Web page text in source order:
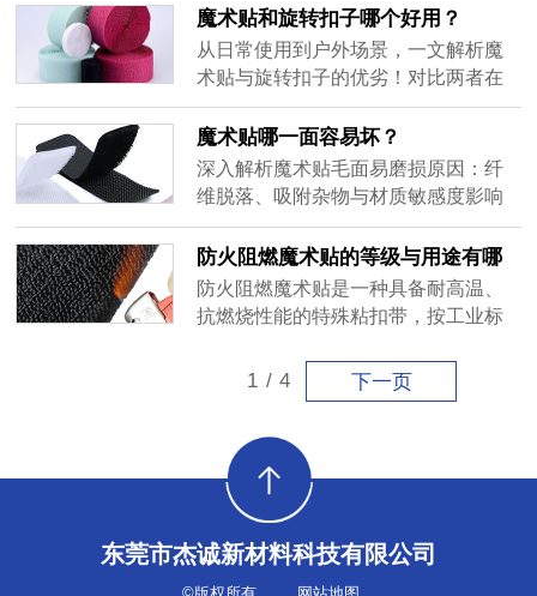
技巧与使用注意事项，助您精准选择
魔术贴产品。
魔术贴和旋转扣子哪个好用？
从日常使用到户外场景，一文解析魔
术贴与旋转扣子的优劣！对比两者在
穿脱便捷性、耐用性、适用人群及成
本上的差异，助您根据需求选择最合
适的固定方案，提升生活与工作效
率。
魔术贴哪一面容易坏？
深入解析魔术贴毛面易磨损原因：纤
维脱落、吸附杂物与材质敏感度影响
寿命。杰诚魔术贴突破10000次开合寿
命，提供工业/服装/户外场景化勾毛搭
配方案，定制化服务与环保材质并
重，全链路保障耐用性。
防火阻燃魔术贴的等级与用途有哪
些？
防火阻燃魔术贴是一种具备耐高温、
抗燃烧性能的特殊粘扣带，按工业标
FAR25.853认证），广泛用于航空航
天、消防防护、工业设备及高温作业
1 / 4 下一页
东莞市杰诚新材料科技有限公司